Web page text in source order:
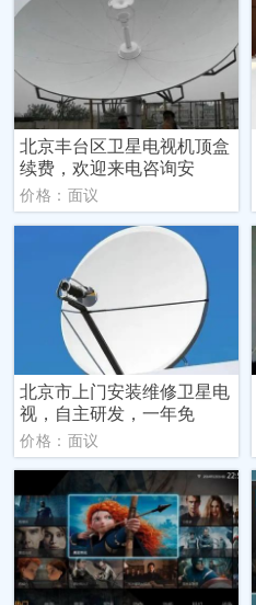
北京丰台区卫星电视机顶盒
续费，欢迎来电咨询安
价格：面议
北京市上门安装维修卫星电
视，自主研发，一年免
价格：面议